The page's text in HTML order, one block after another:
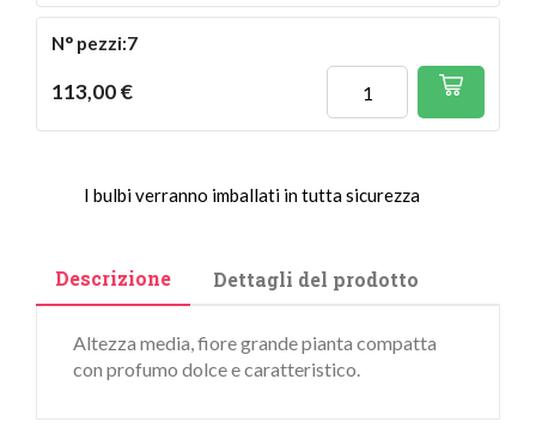
N° pezzi:7
113,00 €
I bulbi verranno imballati in tutta sicurezza
Descrizione Dettagli del prodotto
Altezza media, fiore grande pianta compatta
con profumo dolce e caratteristico.